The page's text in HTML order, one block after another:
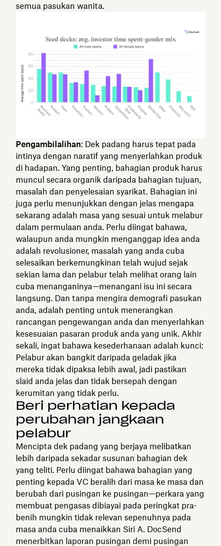
semua pasukan wanita.
Pengambilalihan: Dek padang harus tepat pada
intinya dengan naratif yang menyerlahkan produk
di hadapan. Yang penting, bahagian produk harus
muncul secara organik daripada bahagian tujuan,
masalah dan penyelesaian syarikat. Bahagian ini
juga perlu menunjukkan dengan jelas mengapa
sekarang adalah masa yang sesuai untuk melabur
dalam permulaan anda. Perlu diingat bahawa,
walaupun anda mungkin menganggap idea anda
adalah revolusioner, masalah yang anda cuba
selesaikan berkemungkinan telah wujud sejak
sekian lama dan pelabur telah melihat orang lain
cuba menanganinya—menangani isu ini secara
langsung. Dan tanpa mengira demografi pasukan
anda, adalah penting untuk menerangkan
rancangan pengewangan anda dan menyerlahkan
kesesuaian pasaran produk anda yang unik. Akhir
sekali, ingat bahawa kesederhanaan adalah kunci:
Pelabur akan bangkit daripada geladak jika
mereka tidak dipaksa lebih awal, jadi pastikan
slaid anda jelas dan tidak bersepah dengan
kerumitan yang tidak perlu.
Beri perhatian kepada
perubahan jangkaan
pelabur
Mencipta dek padang yang berjaya melibatkan
lebih daripada sekadar susunan bahagian dek
yang teliti. Perlu diingat bahawa bahagian yang
penting kepada VC beralih dari masa ke masa dan
berubah dari pusingan ke pusingan—perkara yang
membuat pengasas dibiayai pada peringkat pra-
benih mungkin tidak relevan sepenuhnya pada
masa anda cuba menaikkan Siri A. DocSend
menerbitkan laporan pusingan demi pusingan